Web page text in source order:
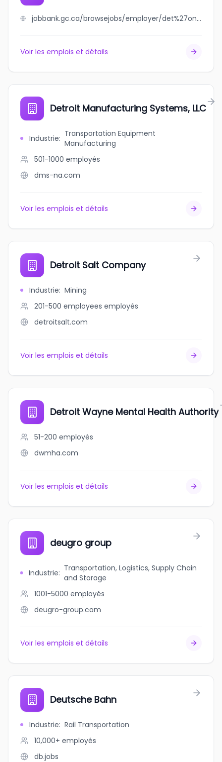
jobbank.gc.ca/browsejobs/employer/det%27on+cho+logistics+lp/ca
Voir les emplois et détails
Detroit Manufacturing Systems, LLC
Industrie: Transportation Equipment
Manufacturing
501-1000 employés
dms-na.com
Voir les emplois et détails
Detroit Salt Company
Industrie: Mining
201-500 employees employés
detroitsalt.com
Voir les emplois et détails
Detroit Wayne Mental Health Authority
51-200 employés
dwmha.com
Voir les emplois et détails
deugro group
Industrie: Transportation, Logistics, Supply Chain
and Storage
1001-5000 employés
deugro-group.com
Voir les emplois et détails
Deutsche Bahn
Industrie: Rail Transportation
10,000+ employés
db.jobs